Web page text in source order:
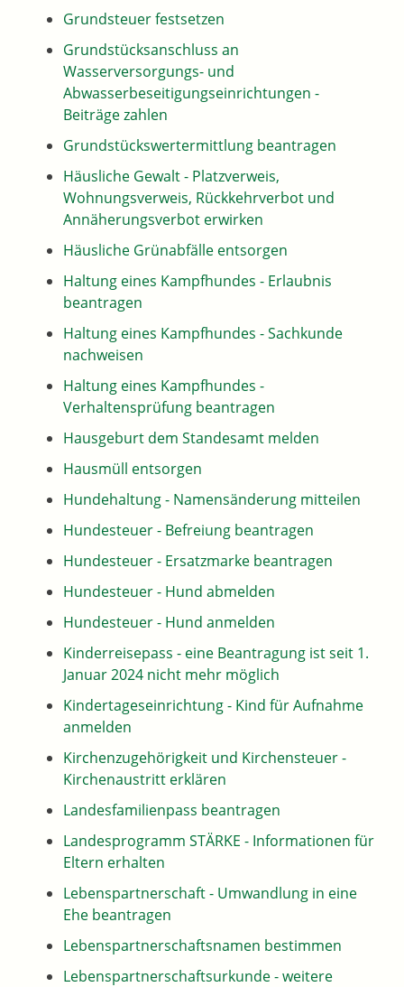
Grundsteuer festsetzen
Grundstücksanschluss an
Wasserversorgungs- und
Abwasserbeseitigungseinrichtungen -
Beiträge zahlen
Grundstückswertermittlung beantragen
Häusliche Gewalt - Platzverweis,
Wohnungsverweis, Rückkehrverbot und
Annäherungsverbot erwirken
Häusliche Grünabfälle entsorgen
Haltung eines Kampfhundes - Erlaubnis
beantragen
Haltung eines Kampfhundes - Sachkunde
nachweisen
Haltung eines Kampfhundes -
Verhaltensprüfung beantragen
Hausgeburt dem Standesamt melden
Hausmüll entsorgen
Hundehaltung - Namensänderung mitteilen
Hundesteuer - Befreiung beantragen
Hundesteuer - Ersatzmarke beantragen
Hundesteuer - Hund abmelden
Hundesteuer - Hund anmelden
Kinderreisepass - eine Beantragung ist seit 1.
Januar 2024 nicht mehr möglich
Kindertageseinrichtung - Kind für Aufnahme
anmelden
Kirchenzugehörigkeit und Kirchensteuer -
Kirchenaustritt erklären
Landesfamilienpass beantragen
Landesprogramm STÄRKE - Informationen für
Eltern erhalten
Lebenspartnerschaft - Umwandlung in eine
Ehe beantragen
Lebenspartnerschaftsnamen bestimmen
Lebenspartnerschaftsurkunde - weitere